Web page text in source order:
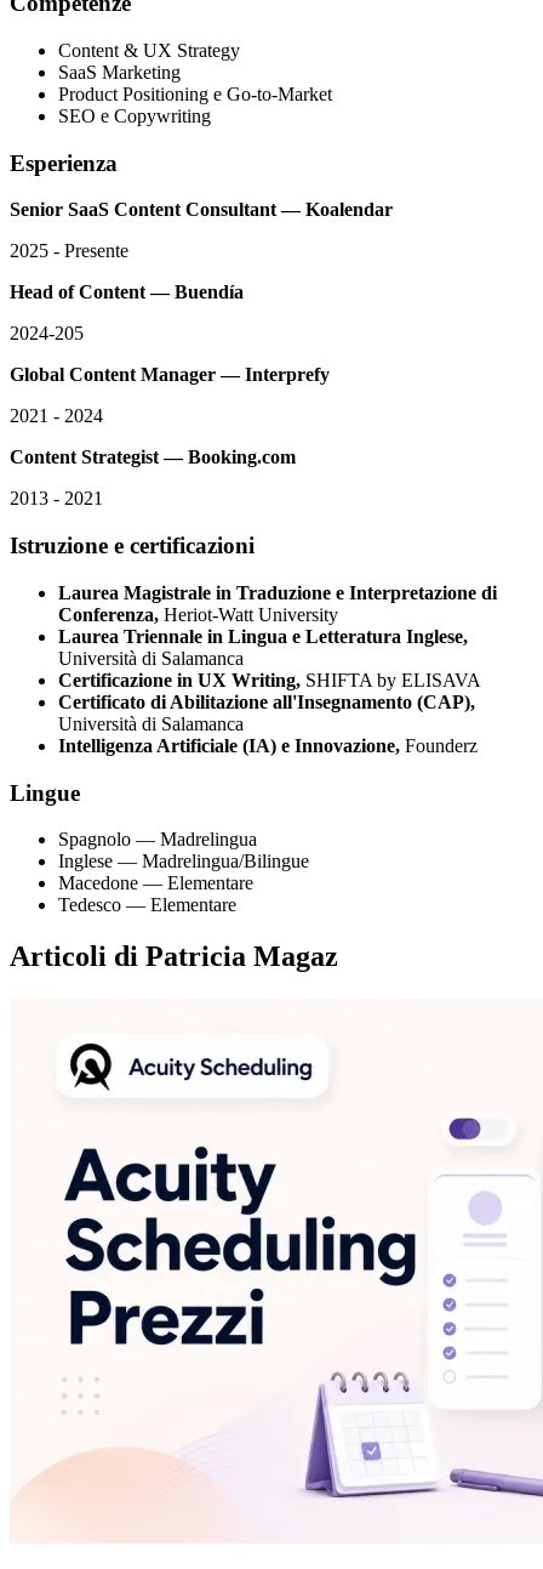
Content & UX Strategy
SaaS Marketing
Product Positioning e Go-to-Market
SEO e Copywriting
Esperienza
Senior SaaS Content Consultant — Koalendar
2025 - Presente
Head of Content — Buendía
2024-205
Global Content Manager — Interprefy
2021 - 2024
Content Strategist — Booking.com
2013 - 2021
Istruzione e certificazioni
Laurea Magistrale in Traduzione e Interpretazione di
Conferenza, Heriot-Watt University
Laurea Triennale in Lingua e Letteratura Inglese,
Università di Salamanca
Certificazione in UX Writing, SHIFTA by ELISAVA
Certificato di Abilitazione all'Insegnamento (CAP),
Università di Salamanca
Intelligenza Artificiale (IA) e Innovazione, Founderz
Lingue
Spagnolo — Madrelingua
Inglese — Madrelingua/Bilingue
Macedone — Elementare
Tedesco — Elementare
Articoli di Patricia Magaz